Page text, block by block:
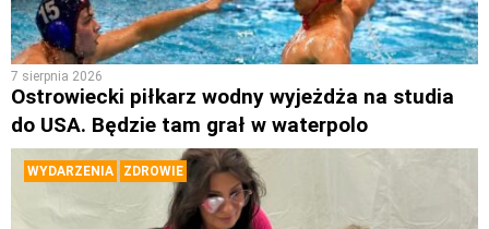
7 sierpnia 2026
Ostrowiecki piłkarz wodny wyjeżdża na studia
do USA. Będzie tam grał w waterpolo
WYDARZENIA ZDROWIE